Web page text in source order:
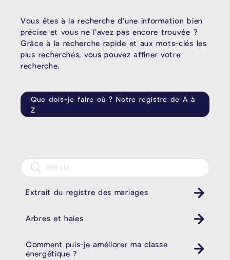
Vous êtes à la recherche d’une information bien
précise et vous ne l’avez pas encore trouvée ?
Grâce à la recherche rapide et aux mots-clés les
plus recherchés, vous pouvez affiner votre
recherche.
Que dois-je faire où ? Notre registre de A à
Z
Extrait du registre des mariages
Arbres et haies
Comment puis-je améliorer ma classe
énergétique ?